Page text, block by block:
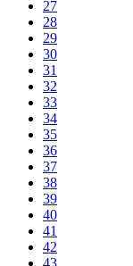
27
28
29
30
31
32
33
34
35
36
37
38
39
40
41
42